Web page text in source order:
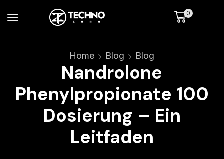
0
Home Blog Blog
Nandrolone
Phenylpropionate 100
Dosierung – Ein
Leitfaden